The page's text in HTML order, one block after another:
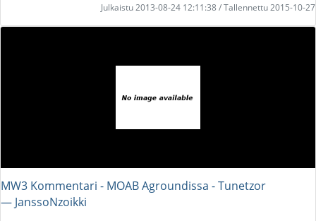
Julkaistu 2013-08-24 12:11:38 / Tallennettu 2015-10-27
MW3 Kommentari - MOAB Agroundissa - Tunetzor
― JanssoNzoikki